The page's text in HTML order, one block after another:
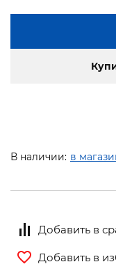
В наличии: в
Добавить в
Добавить в